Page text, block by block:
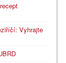
Vyhrajte